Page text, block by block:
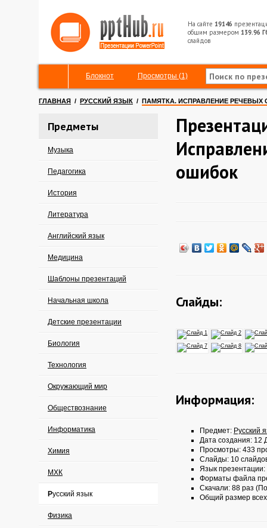
На сайте 19146
общим размером 139.96
слайдов
Блокнот Просмотры (1)
ГЛАВНАЯ / РУССКИЙ ЯЗЫК / ПАМЯТКА. ИСПРАВЛЕНИЕ РЕЧЕВЫХ
Предметы
Музыка
Педагогика
История
Литература
Английский язык
Медицина
Шаблоны презентаций
Начальная школа
Детские презентации
Биология
Технология
Окружающий мир
Обществознание
Информатика
Химия
МХК
Русский язык
Физика
ошибок
Слайды:
Информация:
Предмет: Русский
Дата создания: 12
Просмотры: 433
Слайды: 10
Язык презентации:
Форматы файла
Скачали: 88 раз
Общий размер